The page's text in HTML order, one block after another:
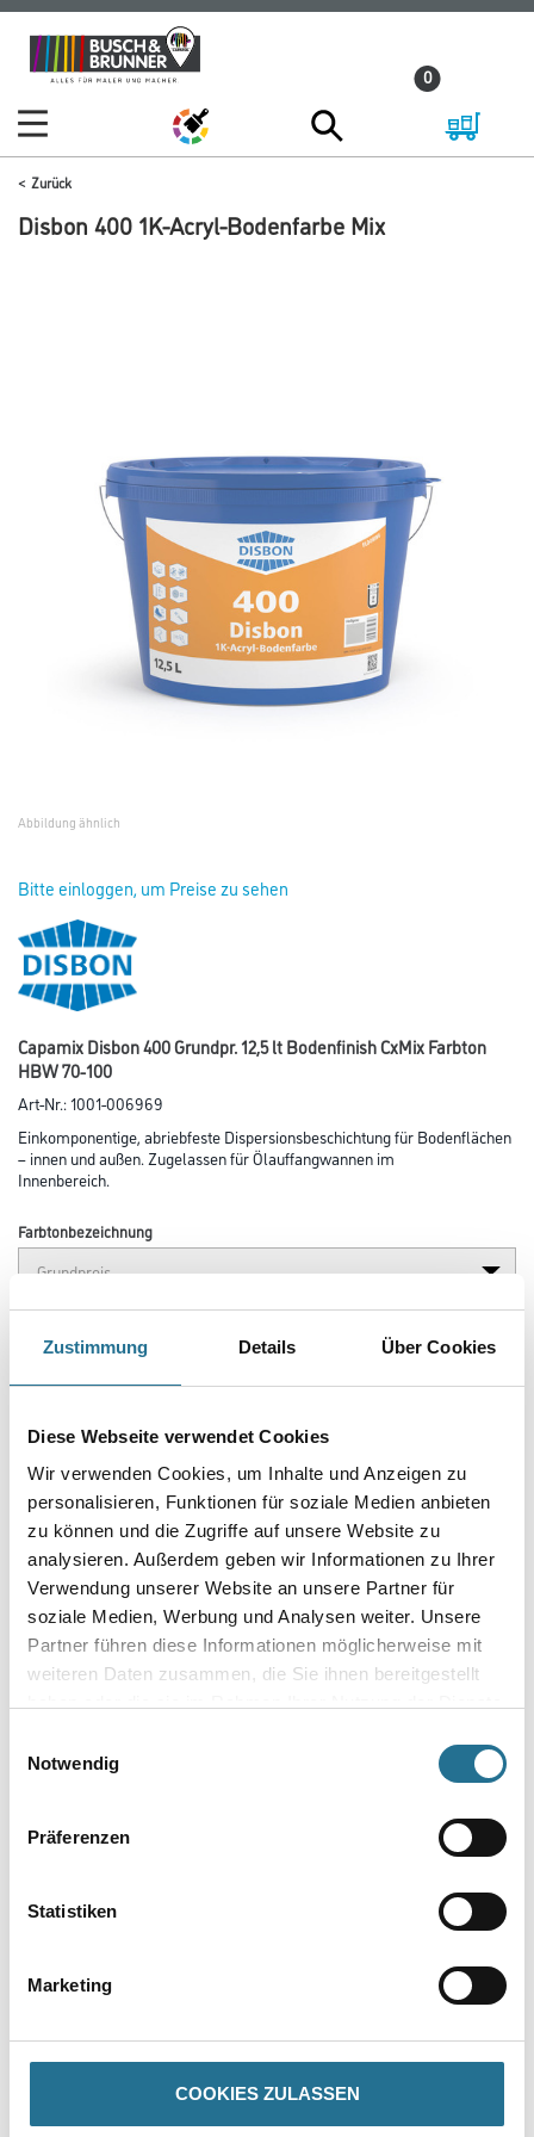
Zustimmung Details Über Cookies
Diese Webseite verwendet Cookies
Wir verwenden Cookies, um Inhalte und Anzeigen zu
personalisieren, Funktionen für soziale Medien anbieten
zu können und die Zugriffe auf unsere Website zu
analysieren. Außerdem geben wir Informationen zu Ihrer
Verwendung unserer Website an unsere Partner für
soziale Medien, Werbung und Analysen weiter. Unsere
Partner führen diese Informationen möglicherweise mit
weiteren Daten zusammen, die Sie ihnen bereitgestellt
Notwendig
Präferenzen
Statistiken
Marketing
COOKIES ZULASSEN
Zum
Inhalt
Zum
Navigationsmenü
0
Zurück
Disbon 400 1K-Acryl-Bodenfarbe Mix
Abbildung ähnlich
Bitte einloggen, um Preise zu sehen
Capamix Disbon 400 Grundpr. 12,5 lt Bodenfinish CxMix Farbton
HBW 70-100
Art-Nr.:1001-006969
Einkomponentige, abriebfeste Dispersionsbeschichtung für Bodenflächen
– innen und außen. Zugelassen für Ölauffangwannen im
Innenbereich.
Farbtonbezeichnung
Umrechnungsfaktoren
Zur Farbauswahl für Ihren Wunschfarbton
PRODUKTEIGENSCHAFTEN
- Wasserverdünnbar
- Ölbeständig